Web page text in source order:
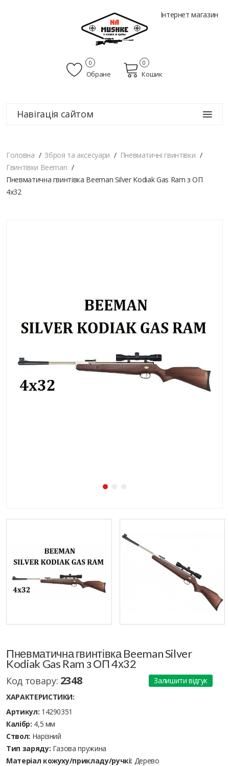
Інтернет магазин
Обране
0
Кошик
0
Навігація сайтом
Головна Зброя та аксесуари
Пневматичні гвинтівки
Гвинтівки Beeman
Пневматична гвинтівка Beeman Silver Kodiak Gas Ram з ОП
4х32
Пневматична гвинтівка Beeman Silver
Kodiak Gas Ram з ОП 4х32
Код товару: 2348
Залишити відгук
ХАРАКТЕРИСТИКИ:
Артикул: 14290351
Калібр: 4,5 мм
Ствол: Нарізний
Тип заряду: Газова пружина
Матеріал кожуху/прикладу/ручкі: Дерево